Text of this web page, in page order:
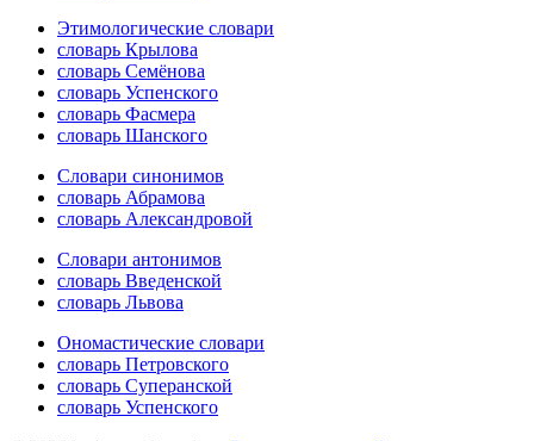
Этимологические словари
словарь Крылова
словарь Семёнова
словарь Успенского
словарь Фасмера
словарь Шанского
Словари синонимов
словарь Абрамова
словарь Александровой
Словари антонимов
словарь Введенской
словарь Львова
Ономастические словари
словарь Петровского
словарь Суперанской
словарь Успенского